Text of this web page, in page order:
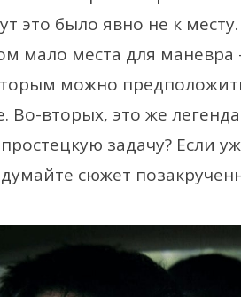
это было явно не к
мало места для маневра
можно
Во-вторых, это же
задачу? Если
сюжет